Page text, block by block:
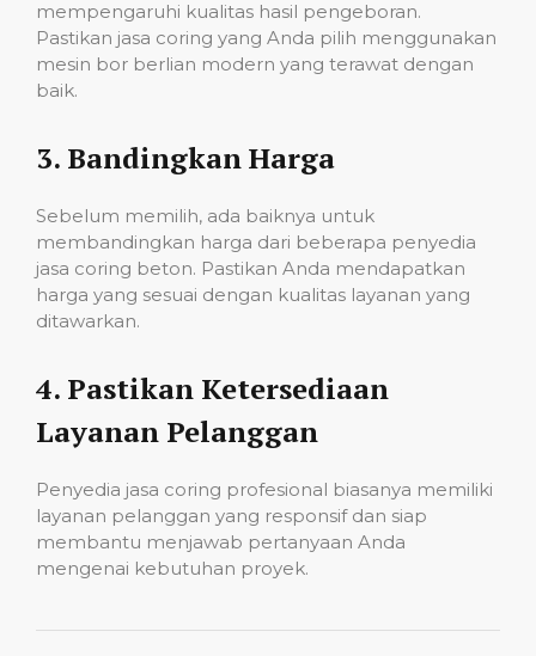
mempengaruhi kualitas hasil pengeboran.
Pastikan jasa coring yang Anda pilih menggunakan
mesin bor berlian modern yang terawat dengan
baik.
3. Bandingkan Harga
Sebelum memilih, ada baiknya untuk
membandingkan harga dari beberapa penyedia
jasa coring beton. Pastikan Anda mendapatkan
harga yang sesuai dengan kualitas layanan yang
ditawarkan.
4. Pastikan Ketersediaan
Layanan Pelanggan
Penyedia jasa coring profesional biasanya memiliki
layanan pelanggan yang responsif dan siap
membantu menjawab pertanyaan Anda
mengenai kebutuhan proyek.